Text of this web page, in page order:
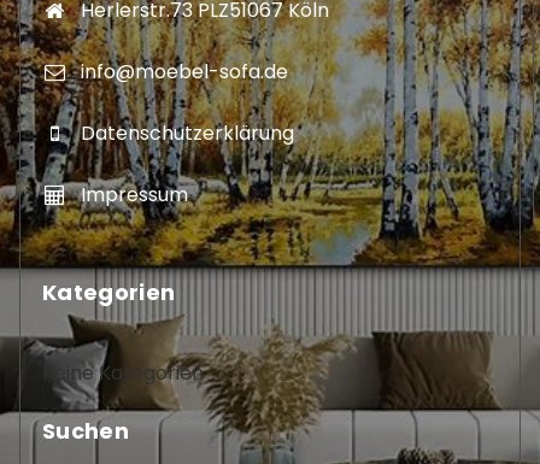
Herlerstr.73 PLZ51067 Köln
info@moebel-sofa.de
Datenschutzerklärung
Impressum
Kategorien
Keine Kategorien
Suchen